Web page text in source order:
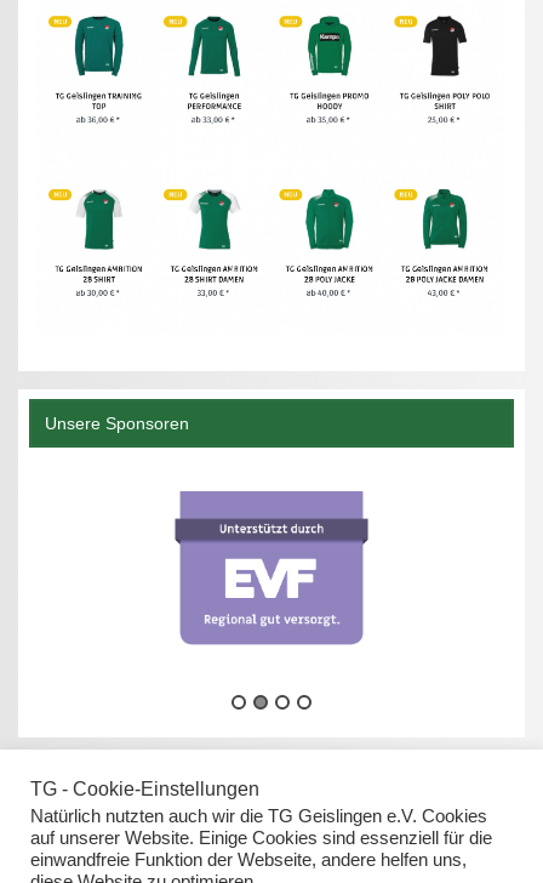
Unsere Sponsoren
Datenschutz
TG - Cookie-Einstellungen
Natürlich nutzten auch wir die TG Geislingen e.V. Cookies
auf unserer Website. Einige Cookies sind essenziell für die
einwandfreie Funktion der Webseite, andere helfen uns,